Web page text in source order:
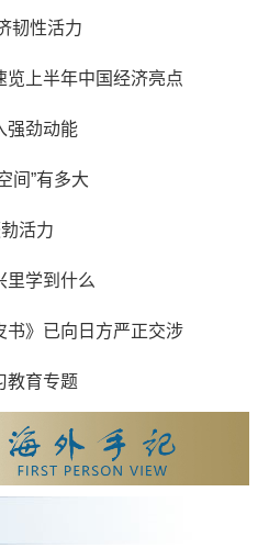
韧性活力
览上半年中国经济亮点
强劲动能
间”有多大
活力
里学到什么
书》已向日方严正交涉
教育专题